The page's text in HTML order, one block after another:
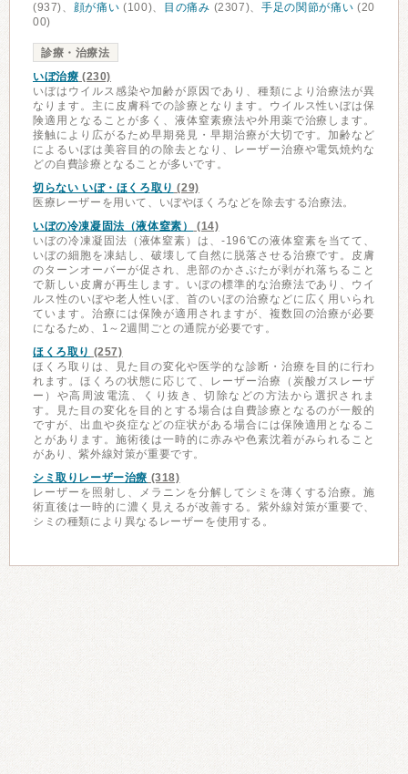
(937)、 顔が痛い (100)、 目の痛み (2307)、 手足の関節が痛い (20
00)
診療・治療法
いぼ治療 (230)
いぼはウイルス感染や加齢が原因であり、種類により治療法が異
なります。主に皮膚科での診療となります。ウイルス性いぼは保
険適用となることが多く、液体窒素療法や外用薬で治療します。
接触により広がるため早期発見・早期治療が大切です。加齢など
によるいぼは美容目的の除去となり、レーザー治療や電気焼灼な
どの自費診療となることが多いです。
切らない いぼ・ほくろ取り (29)
医療レーザーを用いて、いぼやほくろなどを除去する治療法。
いぼの冷凍凝固法（液体窒素）
(14)
いぼの冷凍凝固法（液体窒素）は、-196℃の液体窒素を当てて、
いぼの細胞を凍結し、破壊して自然に脱落させる治療です。皮膚
のターンオーバーが促され、患部のかさぶたが剥がれ落ちること
で新しい皮膚が再生します。いぼの標準的な治療法であり、ウイ
ルス性のいぼや老人性いぼ、首のいぼの治療などに広く用いられ
ています。治療には保険が適用されますが、複数回の治療が必要
になるため、1～2週間ごとの通院が必要です。
ほくろ取り (257)
ほくろ取りは、見た目の変化や医学的な診断・治療を目的に行わ
れます。ほくろの状態に応じて、レーザー治療（炭酸ガスレーザ
ー）や高周波電流、くり抜き、切除などの方法から選択されま
す。見た目の変化を目的とする場合は自費診療となるのが一般的
ですが、出血や炎症などの症状がある場合には保険適用となるこ
とがあります。施術後は一時的に赤みや色素沈着がみられること
があり、紫外線対策が重要です。
シミ取りレーザー治療 (318)
レーザーを照射し、メラニンを分解してシミを薄くする治療。施
術直後は一時的に濃く見えるが改善する。紫外線対策が重要で、
シミの種類により異なるレーザーを使用する。